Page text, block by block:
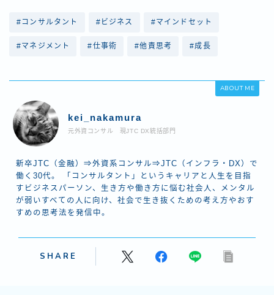
#コンサルタント #ビジネス #マインドセット
#マネジメント #仕事術 #他責思考 #成長
ABOUT ME
kei_nakamura
元外資コンサル 現JTC DX統括部門
新卒JTC（金融）⇒外資系コンサル⇒JTC（インフラ・DX）で
働く30代。 「コンサルタント」というキャリアと人生を目指
すビジネスパーソン、生き方や働き方に悩む社会人、メンタル
が弱いすべての人に向け、社会で生き抜くための考え方やおす
すめの思考法を発信中。
SHARE